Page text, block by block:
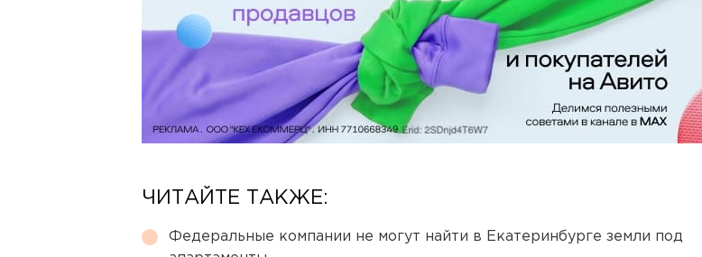
ЧИТАЙТЕ ТАКЖЕ:
Федеральные компании не могут найти в Екатеринбурге земли под